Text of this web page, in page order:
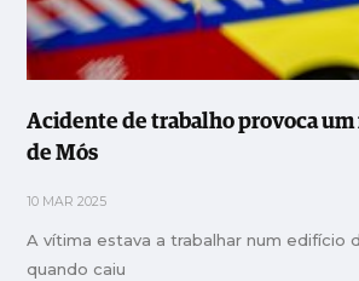
Acidente de trabalho provoca
de Mós
10 MAR 2025
A vítima estava a trabalhar num edifício
quando caiu